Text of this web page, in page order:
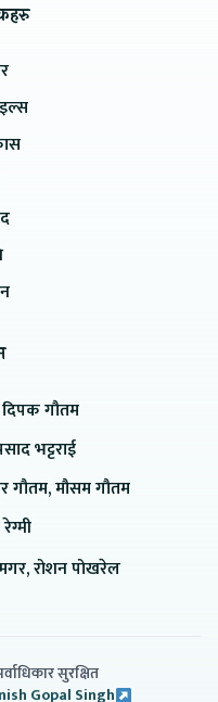
दिपक गौतम
भट्टराई
गौतम, मौसम गौतम
रोशन पोखरेल
सुरक्षित
Gopal Singh